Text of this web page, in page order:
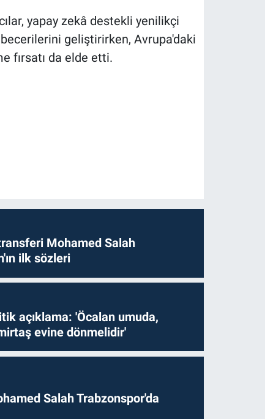
yapay zekâ destekli yenilikçi
geliştirirken, Avrupa'daki
fırsatı da elde etti.
Mohamed Salah
ilk sözleri
açıklama: 'Öcalan umuda,
evine dönmelidir'
Salah Trabzonspor'da